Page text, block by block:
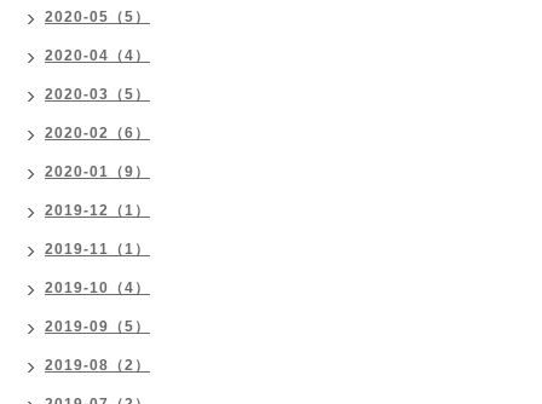
2020-05（5）
2020-04（4）
2020-03（5）
2020-02（6）
2020-01（9）
2019-12（1）
2019-11（1）
2019-10（4）
2019-09（5）
2019-08（2）